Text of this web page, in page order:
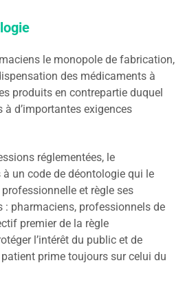
le monopole de fabrication,
des médicaments à
produits en contrepartie duquel
à d’importantes exigences
réglementées, le
un code de déontologie qui le
et règle ses
: pharmaciens, professionnels de
premier de la règle
l’intérêt du public et de
prime toujours sur celui du